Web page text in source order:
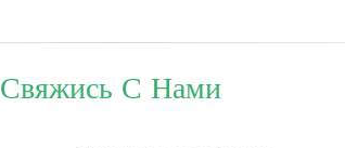
Свяжись С Нами